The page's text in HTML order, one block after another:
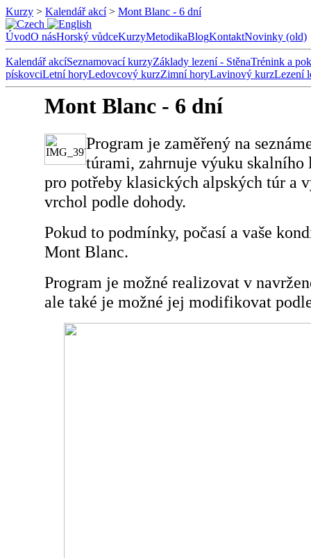
Kurzy > Kalendář akcí> Mont Blanc - 6 dní
ÚvodO násHorský vůdceKurzyMetodikaBlogKontaktNovinky (old)
Kalendář akcíSeznamovací kurzyZáklady lezení - StěnaTrénink a
pískovciLetní horyLedovcový kurzZimní horyLavinový kurzLezení
Mont Blanc - 6 dní
Program je zaměřený na
túrami, zahrnuje výuku skalního
pro potřeby klasických alpských túr a
vrchol podle dohody.
Pokud to podmínky, počasí a vaše
Mont Blanc.
Program je možné realizovat v
ale také je možné jej modifikovat